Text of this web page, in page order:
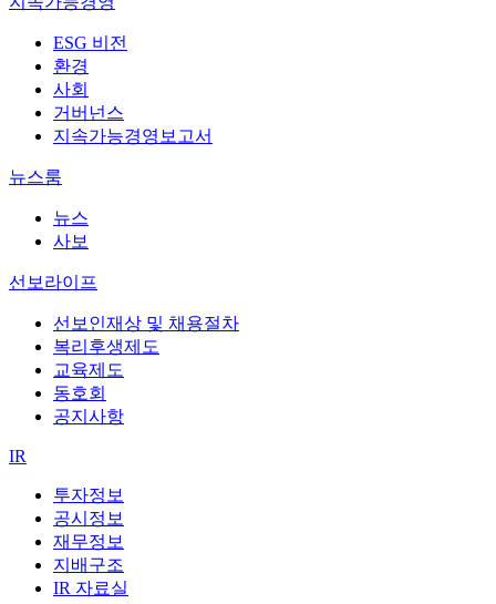
ESG 비전
환경
사회
거버넌스
지속가능경영보고서
뉴스룸
뉴스
사보
선보라이프
선보인재상 및 채용절차
복리후생제도
교육제도
동호회
공지사항
IR
투자정보
공시정보
재무정보
지배구조
IR 자료실